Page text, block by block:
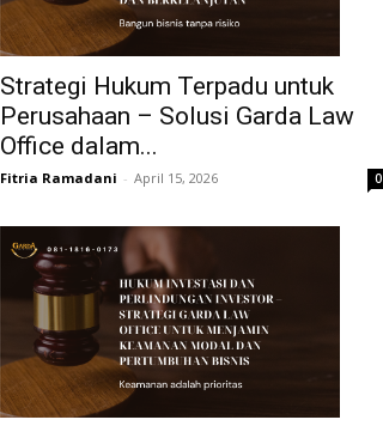
Strategi Hukum Terpadu untuk
Perusahaan – Solusi Garda Law
Office dalam...
Fitria Ramadani - April 15, 2026 0